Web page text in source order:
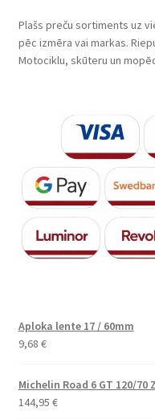
Plašs preču sortiments uz
pēc izmēra vai markas.
Motociklu, skūteru un
Aploka lente 17 / 60mm
9,68 €
Michelin Road 6 GT 120/70
144,95 €